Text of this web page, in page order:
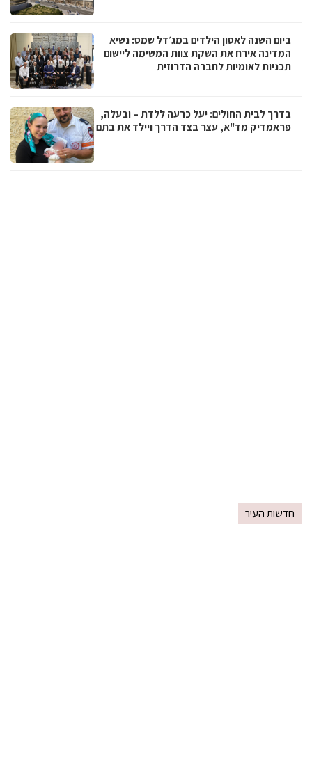
ביום השנה לאסון הילדים במג׳דל שמס: נשיא
המדינה אירח את השקת צוות המשימה ליישום
תכניות לאומיות לחברה הדרוזית
בדרך לבית החולים: יעל כרעה ללדת – ובעלה,
פראמדיק מד"א, עצר בצד הדרך ויילד את בתם
חדשות העיר